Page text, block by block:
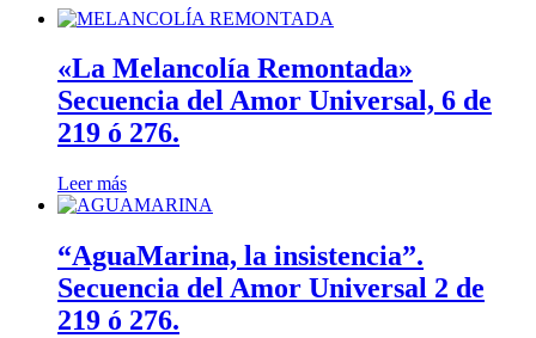
«La Melancolía Remontada»
Secuencia del Amor Universal, 6 de
219 ó 276.
Leer más
“AguaMarina, la insistencia”.
Secuencia del Amor Universal 2 de
219 ó 276.